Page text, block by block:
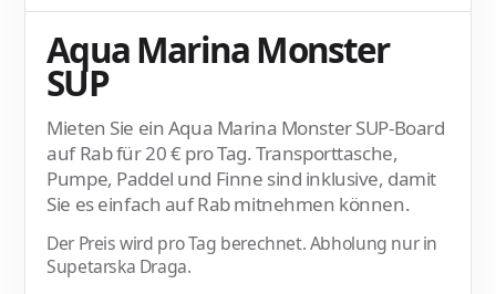
Aqua Marina Monster
SUP
Mieten Sie ein Aqua Marina Monster SUP-Board
auf Rab für 20 € pro Tag. Transporttasche,
Pumpe, Paddel und Finne sind inklusive, damit
Sie es einfach auf Rab mitnehmen können.
Der Preis wird pro Tag berechnet. Abholung nur in
Supetarska Draga.